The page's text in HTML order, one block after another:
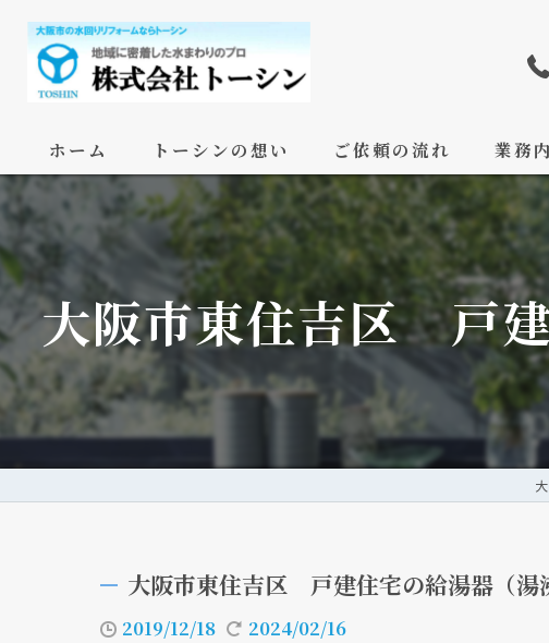
ホーム トーシンの想い ご依頼の流れ 業務
大阪市東住吉区 戸
大阪市東住吉区 戸建住宅の給湯器（湯
2019/12/18 2024/02/16